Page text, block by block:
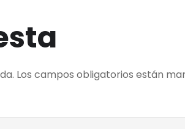
Los campos obligatorios están